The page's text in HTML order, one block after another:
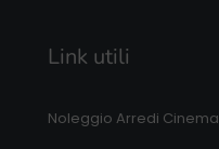
Link utili
Noleggio Arredi Cinema